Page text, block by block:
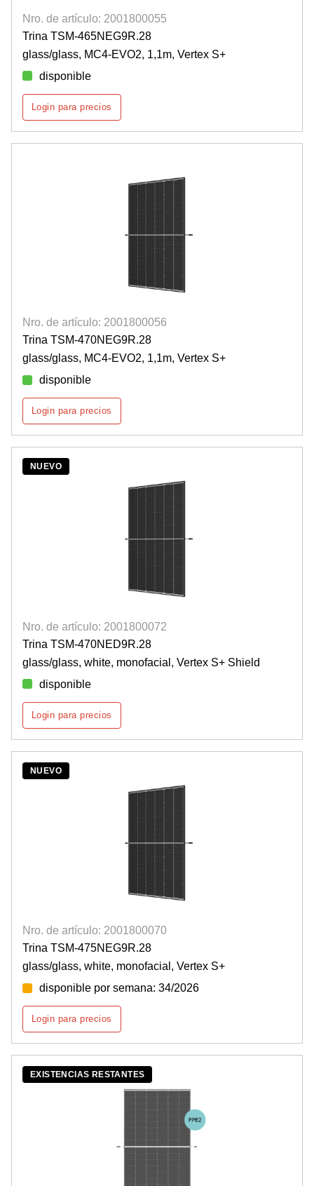
Nro. de artículo: 2001800055
Trina TSM-465NEG9R.28
glass/glass, MC4-EVO2, 1,1m, Vertex S+
disponible
Login para precios
Nro. de artículo: 2001800056
Trina TSM-470NEG9R.28
glass/glass, MC4-EVO2, 1,1m, Vertex S+
disponible
Login para precios
NUEVO
Nro. de artículo: 2001800072
Trina TSM-470NED9R.28
glass/glass, white, monofacial, Vertex S+ Shield
disponible
Login para precios
NUEVO
Nro. de artículo: 2001800070
Trina TSM-475NEG9R.28
glass/glass, white, monofacial, Vertex S+
disponible por semana: 34/2026
Login para precios
EXISTENCIAS RESTANTES